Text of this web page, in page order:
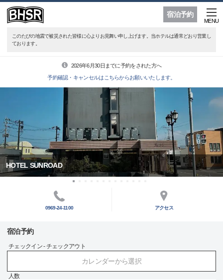
宿泊予約
MENU
このたびの地震で被災された皆様に心よりお見舞い申し上げます。当ホテルは通常どおり営業し
ております。
2026年6月30日までに予約をされた方へ
予約確認・キャンセルはこちらからお願いいたします。
HOTEL SUNROAD
0969-24-1100 アクセス
宿泊予約
チェックイン - チェックアウト
カレンダーから選択
人数